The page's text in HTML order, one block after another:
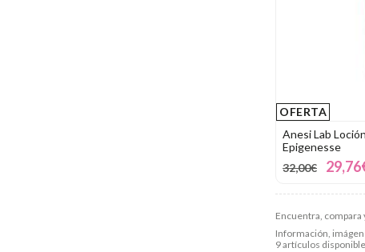
Encuentra, compara
Información,
9 artículos
OFERTA
Anesi Lab
Epigenesse
32,00€